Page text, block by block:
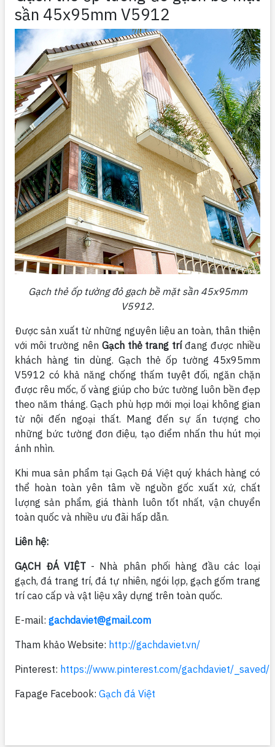
sần 45x95mm V5912
Gạch thẻ ốp tường đỏ gạch bề mặt sần 45x95mm
V5912.
Được sản xuất từ những nguyên liệu an toàn, thân thiện
với môi trường nên Gạch thẻ trang tríđang được nhiều
khách hàng tin dùng. Gạch thẻ ốp tường 45x95mm
V5912 có khả năng chống thấm tuyệt đối, ngăn chặn
được rêu mốc, ố vàng giúp cho bức tường luôn bền đẹp
theo năm tháng. Gạch phù hợp mới mọi loại không gian
từ nội đến ngoại thất. Mang đến sự ấn tượng cho
những bức tường đơn điệu, tạo điểm nhấn thu hút mọi
ánh nhìn.
Khi mua sản phẩm tại Gạch Đá Việt quý khách hàng có
thể hoàn toàn yên tâm về nguồn gốc xuất xứ, chất
lượng sản phẩm, giá thành luôn tốt nhất, vận chuyển
toàn quốc và nhiều ưu đãi hấp dẫn.
Liên hệ:
GẠCH ĐÁ VIỆT - Nhà phân phối hàng đầu các loại
gạch, đá trang trí, đá tự nhiên, ngói lợp, gạch gốm trang
trí cao cấp và vật liệu xây dựng trên toàn quốc.
E-mail: gachdaviet@gmail.com
Tham khảo Website: http://gachdaviet.vn/
Pinterest: https://www.pinterest.com/gachdaviet/_saved/
Fapage Facebook: Gạch đá Việt